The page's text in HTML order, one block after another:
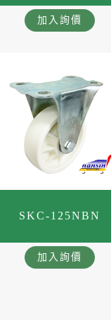
加入詢價
SKC-125NBN
加入詢價